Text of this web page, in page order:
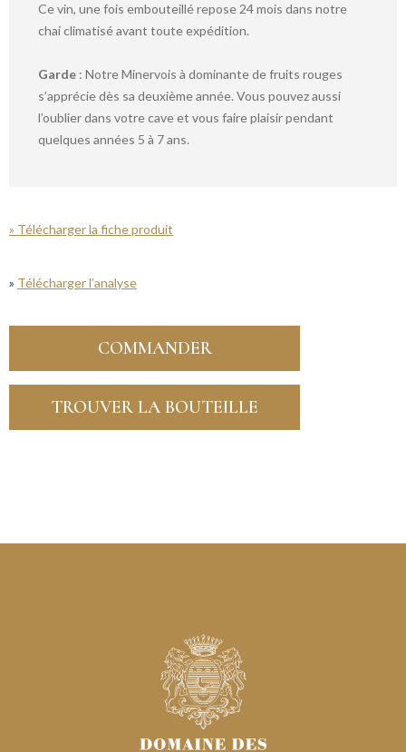
Ce vin, une fois embouteillé repose 24 mois dans notre
chai climatisé avant toute expédition.
Garde : Notre Minervois à dominante de fruits rouges
s’apprécie dès sa deuxième année. Vous pouvez aussi
l’oublier dans votre cave et vous faire plaisir pendant
quelques années 5 à 7 ans.
» Télécharger la fiche produit
» Télécharger l’analyse
COMMANDER
TROUVER LA BOUTEILLE